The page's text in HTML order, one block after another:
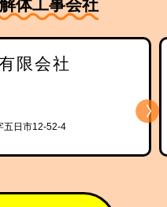
体工事会社
限会社
五日市12-52-4